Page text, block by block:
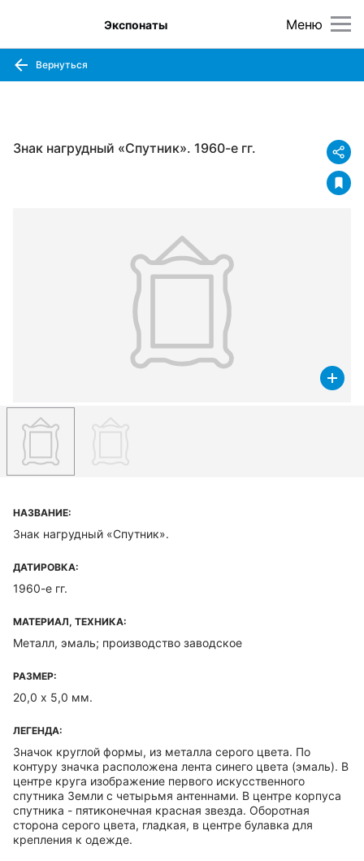
Меню
Экспонаты
Вернуться
Знак нагрудный «Спутник». 1960-е гг.
НАЗВАНИЕ:
Знак нагрудный «Спутник».
ДАТИРОВКА:
1960-е гг.
МАТЕРИАЛ, ТЕХНИКА:
Металл, эмаль; производство заводское
РАЗМЕР:
20,0 х 5,0 мм.
ЛЕГЕНДА:
Значок круглой формы, из металла серого цвета. По
контуру значка расположена лента синего цвета (эмаль). В
центре круга изображение первого искусственного
спутника Земли с четырьмя антеннами. В центре корпуса
спутника - пятиконечная красная звезда. Оборотная
сторона серого цвета, гладкая, в центре булавка для
крепления к одежде.